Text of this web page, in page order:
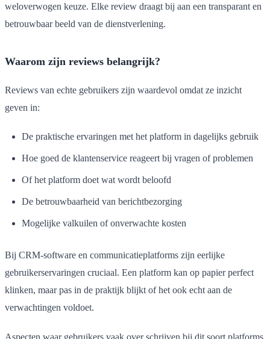
weloverwogen keuze. Elke review draagt bij aan een transparant en
betrouwbaar beeld van de dienstverlening.
Waarom zijn reviews belangrijk?
Reviews van echte gebruikers zijn waardevol omdat ze inzicht
geven in:
De praktische ervaringen met het platform in dagelijks gebruik
Hoe goed de klantenservice reageert bij vragen of problemen
Of het platform doet wat wordt beloofd
De betrouwbaarheid van berichtbezorging
Mogelijke valkuilen of onverwachte kosten
Bij CRM-software en communicatieplatforms zijn eerlijke
gebruikerservaringen cruciaal. Een platform kan op papier perfect
klinken, maar pas in de praktijk blijkt of het ook echt aan de
verwachtingen voldoet.
Aspecten waar gebruikers vaak over schrijven bij dit soort platforms